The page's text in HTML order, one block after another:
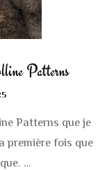
Patterns
Patterns que je
première fois que
…